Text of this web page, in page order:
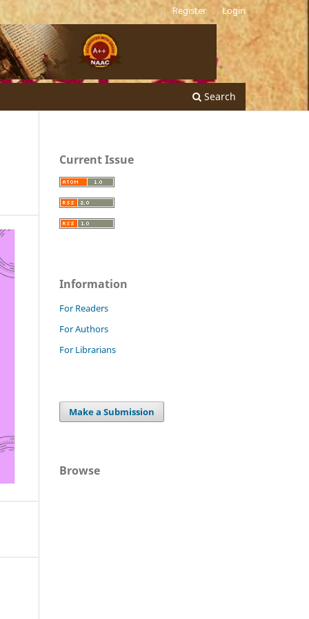
Search
Register Login
Current Issue
Information
For Readers
For Authors
For Librarians
Make a Submission
Browse